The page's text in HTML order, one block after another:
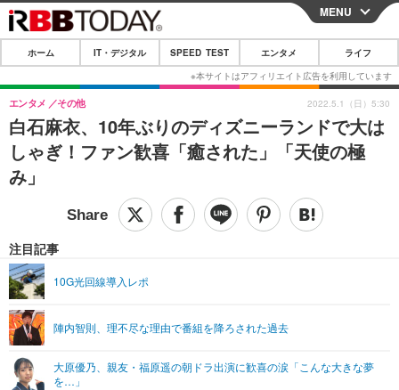
CLOSE
ホーム
IT・デジタル
IT・デジタルTOP スマートフォン
ショッピング その他
SPEED TEST
エンタメ
エンタメTOP 映画・ドラマ
音楽
ペット
リリース一覧
プッシュ通知の停止方法
MENU
ホーム IT・デジタル SPEED TEST エンタメ ライフ
白石麻衣、10年ぶりのディズニーランドで大は
しゃぎ！ファン歓喜「癒された」「天使の極
み」
エンタメ その他
注目記事
10G光回線導入レポ
陣内智則、理不尽な理由で番組を降ろされた過去
大原優乃、親友・福原遥の朝ドラ出演に歓喜の涙「こんな大きな夢
を…」
2022.5.1（日）5:30